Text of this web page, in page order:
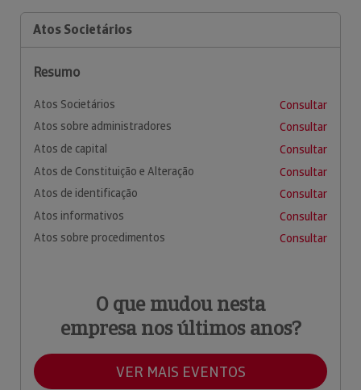
Atos Societários
Resumo
Atos Societários
Consultar
Atos sobre administradores
Consultar
Atos de capital
Consultar
Atos de Constituição e Alteração
Consultar
Atos de identificação
Consultar
Atos informativos
Consultar
Atos sobre procedimentos
Consultar
O que mudou nesta
empresa nos últimos anos?
VER MAIS EVENTOS